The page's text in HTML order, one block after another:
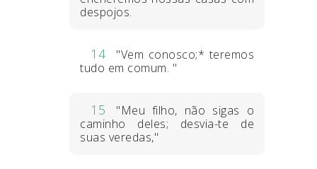
despojos.
14
"Vem conosco;* teremos
tudo em comum. "
15
"Meu filho, não sigas o
caminho deles; desvia-te de
suas veredas,"